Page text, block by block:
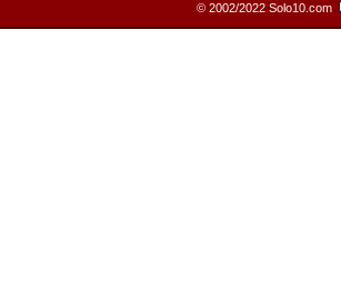
© 2002/2022 Solo10.com